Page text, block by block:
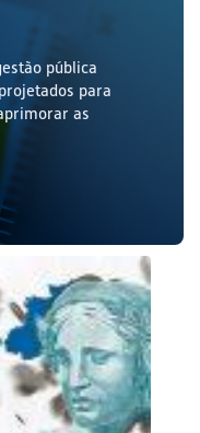
pública
para
as